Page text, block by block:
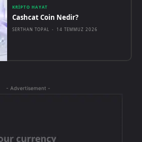
KRIPTO HAYAT
Cashcat Coin Nedir?
SERTHAN TOPAL - 14 TEMMUZ 2026
- Advertisement -